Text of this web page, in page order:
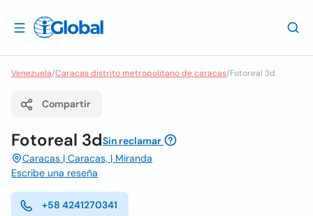
Venezuela/Caracas distrito metropolitano de caracas/Fotoreal 3d
Compartir
Fotoreal 3dSin reclamar
Caracas | Caracas, | Miranda
Escribe una reseña
+58 4241270341